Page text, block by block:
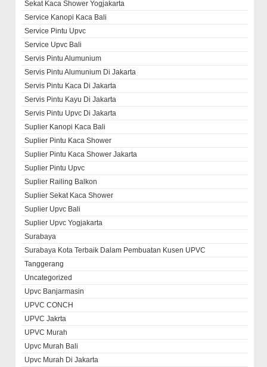
Sekat Kaca Shower Yogjakarta
Service Kanopi Kaca Bali
Service Pintu Upvc
Service Upvc Bali
Servis Pintu Alumunium
Servis Pintu Alumunium Di Jakarta
Servis Pintu Kaca Di Jakarta
Servis Pintu Kayu Di Jakarta
Servis Pintu Upvc Di Jakarta
Suplier Kanopi Kaca Bali
Suplier Pintu Kaca Shower
Suplier Pintu Kaca Shower Jakarta
Suplier Pintu Upvc
Suplier Railing Balkon
Suplier Sekat Kaca Shower
Suplier Upvc Bali
Suplier Upvc Yogjakarta
Surabaya
Surabaya Kota Terbaik Dalam Pembuatan Kusen UPVC
Tanggerang
Uncategorized
Upvc Banjarmasin
UPVC CONCH
UPVC Jakrta
UPVC Murah
Upvc Murah Bali
Upvc Murah Di Jakarta